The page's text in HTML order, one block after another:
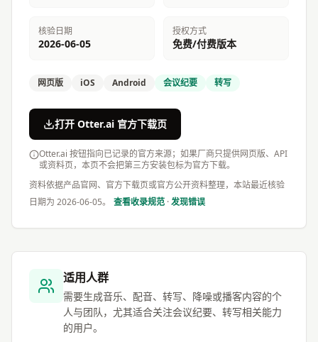
核验日期
2026-06-05
授权方式
免费/付费版本
网页版 iOS Android 会议纪要 转写
打开 Otter.ai 官方下载页
Otter.ai 按钮指向已记录的官方来源；如果厂商只提供网页版、API
或资料页，本页不会把第三方安装包标为官方下载。
资料依据产品官网、官方下载页或官方公开资料整理，本站最近核验
日期为 2026-06-05。 查看收录规范 ·发现错误
适用人群
需要生成音乐、配音、转写、降噪或播客内容的个
人与团队，尤其适合关注会议纪要、转写相关能力
的用户。